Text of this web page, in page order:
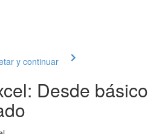
y continuar
Desde básico